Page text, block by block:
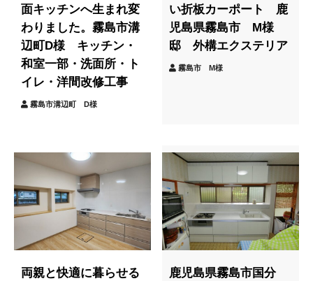
面キッチンへ生まれ変
わりました。霧島市溝
辺町D様 キッチン・
和室一部・洗面所・ト
イレ・洋間改修工事
霧島市溝辺町 D様
い折板カーポート 鹿
児島県霧島市 M様
邸 外構エクステリア
霧島市 M様
両親と快適に暮らせる
鹿児島県霧島市国分